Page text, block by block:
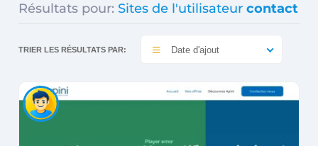
Résultats pour: Sites de l'utilisateur contact
TRIER LES RÉSULTATS PAR: Date d'ajout